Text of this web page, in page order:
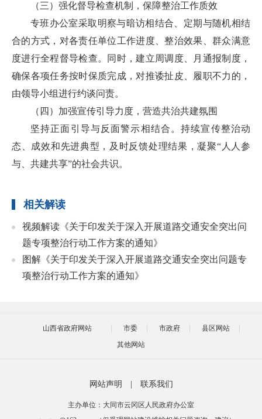
（三）强化督导检查机制，保障整治工作质效
专班办公室采取明察与暗访相结合、定期与随机相结
合的方式，对各责任单位工作进度、整治效果、群众满意
度进行全程督导检查。同时，建立周调度、月通报制度，
确保各项任务按时保质完成，对推诿扯皮、履职不力的，
由领导小组进行约谈问责。
（四）加强宣传引导力度，营造共治共建氛围
坚持正面引导与反面警示相结合。持续宣传整治动
态、成效和先进典型，及时反馈处理结果，凝聚“人人参
与、共建共享”的社会共识。
相关解读
视频解读《关于印发关于深入开展道路交通安全突出问
题专项整治行动工作方案的通知》
图解《关于印发关于深入开展道路交通安全突出问题专
项整治行动工作方案的通知》
山西省政府网站 市委 市政府
县区网站
其他网站
网站声明 联系我们
主办单位：大同市云冈区人民政府办公室